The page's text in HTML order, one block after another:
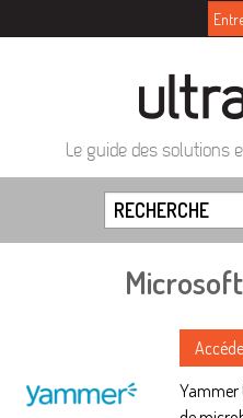
Le guide des solutions
Yammer